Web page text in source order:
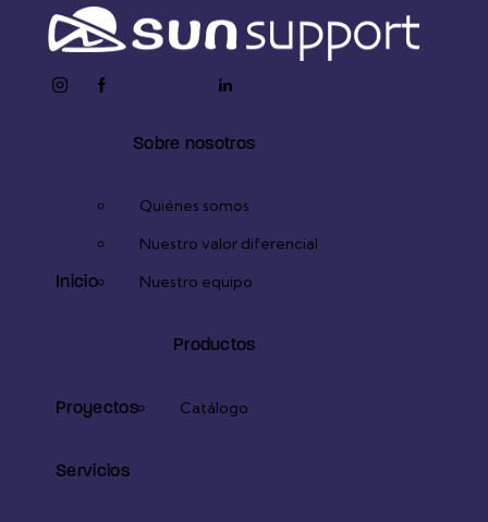
instagramfacebook- youtube2
linkedin
Inicio
Sobre nosotros
Quiénes somos
Nuestro valor diferencial
Nuestro equipo
Proyectos
Productos
Catálogo
Servicios